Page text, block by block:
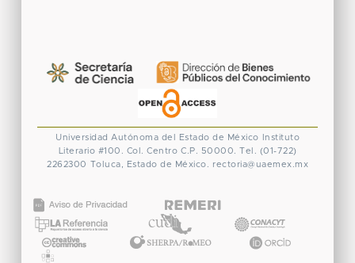
Universidad Autónoma del Estado de México
Instituto
Literario #100. Col. Centro C.P. 50000. Tel. (01-722)
2262300 Toluca, Estado de México. rectoria@uaemex.mx